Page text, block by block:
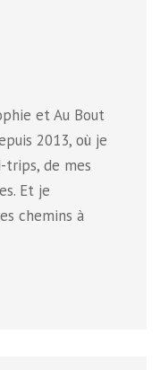
et Au Bout
2013, où je
trips, de mes
Et je
chemins à